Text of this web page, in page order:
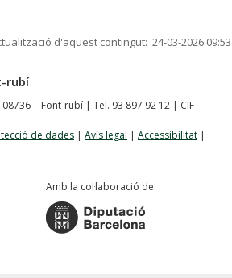
d'aquest contingut: '24-03-2026 09:53
rubí
- Font-rubí | Tel. 93 897 92 12 | CIF
de dades | Avís legal | Accessibilitat |
Amb la col·laboració de: